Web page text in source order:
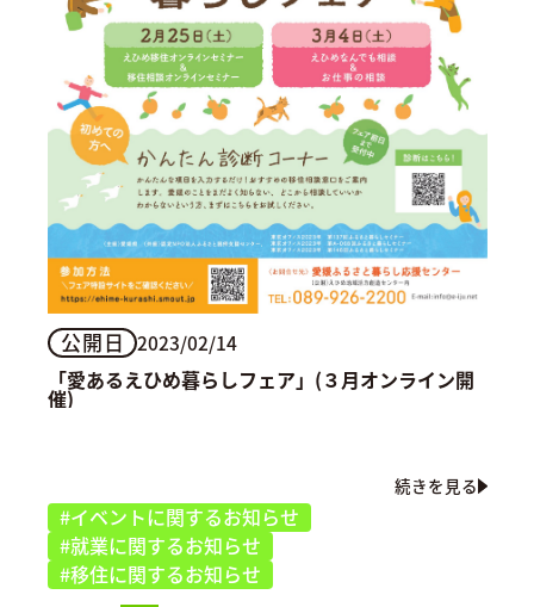
公開日 2023/02/14
「愛あるえひめ暮らしフェア」(３月オンライン開
催)
続きを見る
#イベントに関するお知らせ
#就業に関するお知らせ
#移住に関するお知らせ